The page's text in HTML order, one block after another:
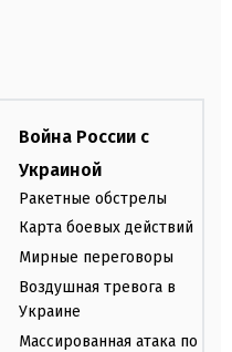
Война России с
Украиной
Ракетные обстрелы
Карта боевых действий
Мирные переговоры
Воздушная тревога в
Украине
Массированная атака по